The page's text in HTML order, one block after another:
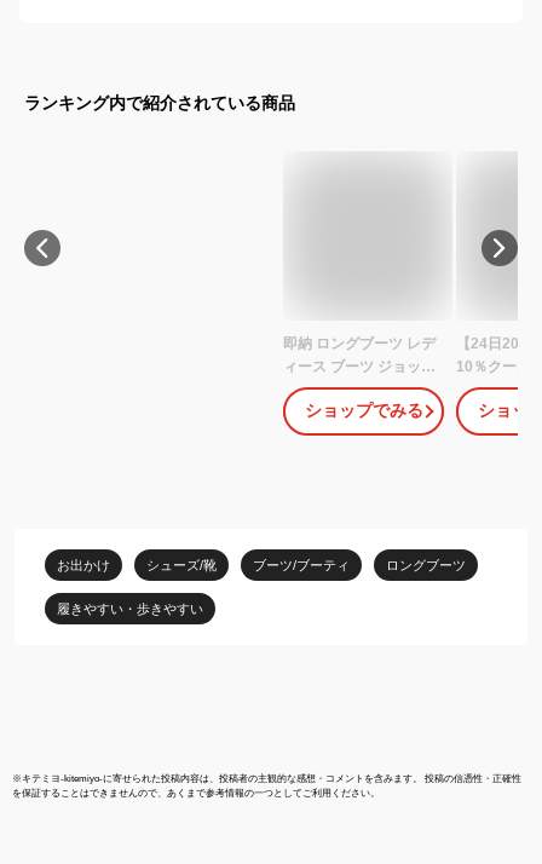
ランキング内で紹介されている商品
即納 ロングブーツ レデ
ィース ブーツ ジョッキ
ーブーツ ブーツ スクエ
アトゥ ブーツ ロングブ
ーツ ローヒール ヒール
プル 大きいサイズ サイ
ズ21.0〜26.5cm 3色 短
ショップでみる
【24日
10％クーポ
レディース
モンドトゥ
靴 ロング
ショッ
お出かけ シューズ/靴 ブーツ/ブーティ ロングブーツ
履きやすい・歩きやすい
※キテミヨ-kitemiyo-に寄せられた投稿内容は、投稿者の主観的な感想・コメントを含みます。 投稿の信憑性・正確性
を保証することはできませんので、あくまで参考情報の一つとしてご利用ください。